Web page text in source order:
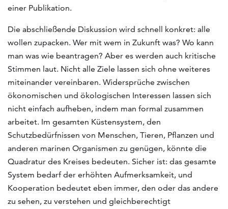
einer Publikation.
Die abschließende Diskussion wird schnell konkret: alle
wollen zupacken. Wer mit wem in Zukunft was? Wo kann
man was wie beantragen? Aber es werden auch kritische
Stimmen laut. Nicht alle Ziele lassen sich ohne weiteres
miteinander vereinbaren. Widersprüche zwischen
ökonomischen und ökologischen Interessen lassen sich
nicht einfach aufheben, indem man formal zusammen
arbeitet. Im gesamten Küstensystem, den
Schutzbedürfnissen von Menschen, Tieren, Pflanzen und
anderen marinen Organismen zu genügen, könnte die
Quadratur des Kreises bedeuten. Sicher ist: das gesamte
System bedarf der erhöhten Aufmerksamkeit, und
Kooperation bedeutet eben immer, den oder das andere
zu sehen, zu verstehen und gleichberechtigt